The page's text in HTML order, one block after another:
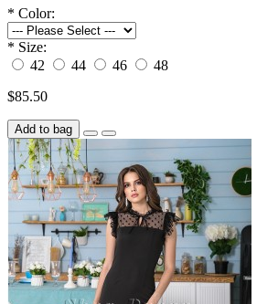
* Color:
* Size:
42
44 46
48
$85.50
Add to bag